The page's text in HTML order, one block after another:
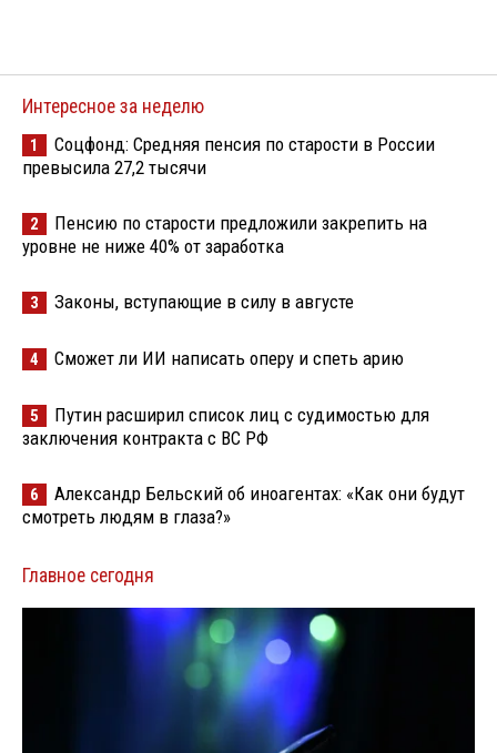
Интересное за неделю
1
Соцфонд: Средняя пенсия по старости в России
превысила 27,2 тысячи
2
Пенсию по старости предложили закрепить на
уровне не ниже 40% от заработка
3 Законы, вступающие в силу в августе
4 Сможет ли ИИ написать оперу и спеть арию
5
Путин расширил список лиц с судимостью для
заключения контракта с ВС РФ
6
Александр Бельский об иноагентах: «Как они будут
смотреть людям в глаза?»
Главное сегодня